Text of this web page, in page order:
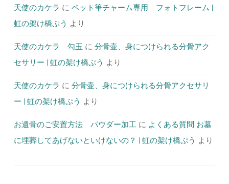
天使のカケラ に ペット筆チャーム専用 フォトフレーム |
虹の架け橋ぷう より
天使のカケラ 勾玉 に 分骨壷、身につけられる分骨アク
セサリー | 虹の架け橋ぷう より
天使のカケラ に 分骨壷、身につけられる分骨アクセサリ
ー | 虹の架け橋ぷう より
お遺骨のご安置方法 パウダー加工 に よくある質問 お墓
に埋葬してあげないといけないの？ | 虹の架け橋ぷう より